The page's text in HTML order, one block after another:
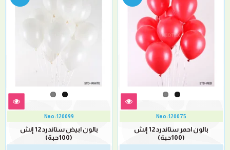
Neo-120075
بالون احمر ستاندرد 12 إنش
(100حبة)
Neo-120099
بالون ابيض ستاندرد 12 إنش
(100حبة)